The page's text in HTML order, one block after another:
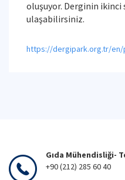
oluşuyor. Derginin ikinci
ulaşabilirsiniz.
https://dergipark.org.tr/
Gıda Mühendisliği-
+90 (212) 285 60 40